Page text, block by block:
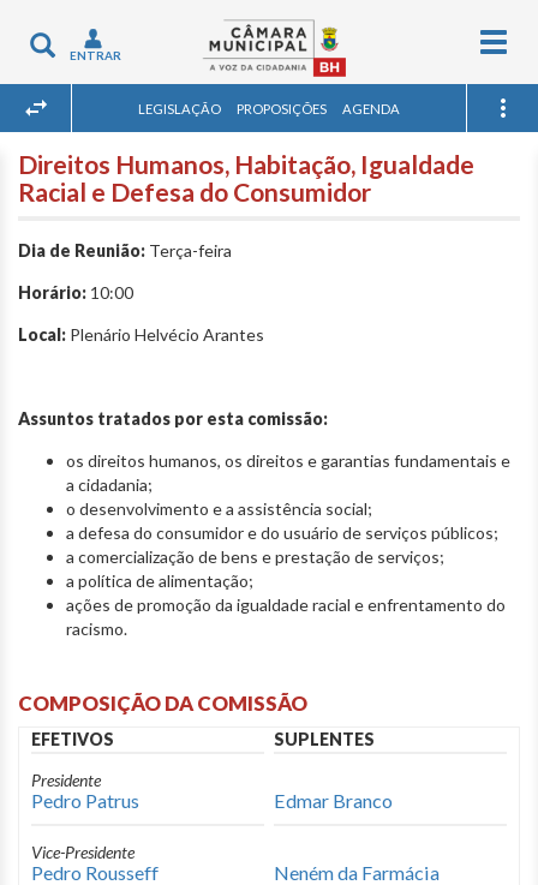
Toggle
navigation
ENTRAR
LEGISLAÇÃO PROPOSIÇÕES AGENDA
Direitos Humanos, Habitação, Igualdade
Racial e Defesa do Consumidor
Dia de Reunião: Terça-feira
Horário: 10:00
Local: Plenário Helvécio Arantes
Assuntos tratados por esta comissão:
os direitos humanos, os direitos e garantias fundamentais e
a cidadania;
o desenvolvimento e a assistência social;
a defesa do consumidor e do usuário de serviços públicos;
a comercialização de bens e prestação de serviços;
a política de alimentação;
ações de promoção da igualdade racial e enfrentamento do
racismo.
COMPOSIÇÃO DA COMISSÃO
EFETIVOS
SUPLENTES
Presidente
Pedro Patrus Edmar Branco
Vice-Presidente
Pedro Rousseff Neném da Farmácia